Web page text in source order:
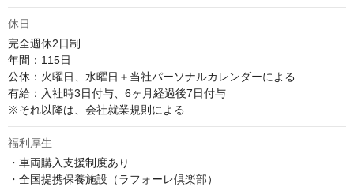
休日
完全週休2日制
年間：115日
公休：火曜日、水曜日＋当社パーソナルカレンダーによる
有給：入社時3日付与、6ヶ月経過後7日付与
※それ以降は、会社就業規則による
福利厚生
・車両購入支援制度あり
・全国提携保養施設（ラフォーレ倶楽部）